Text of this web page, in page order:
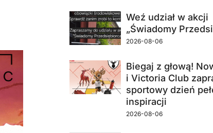
Weź udział w akcji
„Świadomy
2026-08-06
Biegaj z głową!
i Victoria Club
sportowy dzień
inspiracji
2026-08-06